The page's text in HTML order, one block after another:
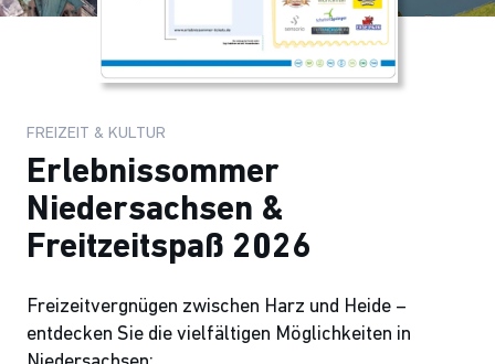
FREIZEIT & KULTUR
Erlebnissommer
Niedersachsen &
Freitzeitspaß 2026
Freizeitvergnügen zwischen Harz und Heide –
entdecken Sie die vielfältigen Möglichkeiten in